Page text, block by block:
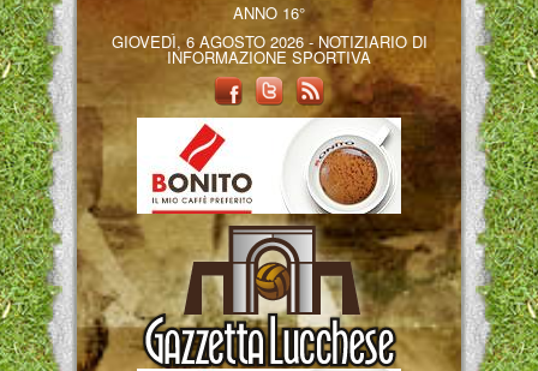
ANNO 16°
GIOVEDÌ, 6 AGOSTO 2026 - NOTIZIARIO DI
INFORMAZIONE SPORTIVA